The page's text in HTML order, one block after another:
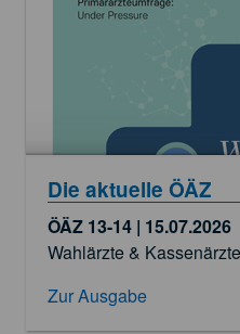
Die aktuelle ÖÄZ
ÖÄZ 13-14 | 15.07.2026
Wahlärzte &
Zur Ausgabe